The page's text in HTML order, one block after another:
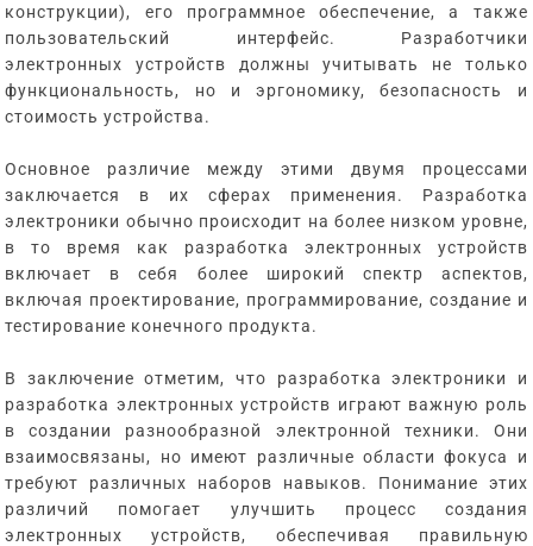
конструкции), его программное обеспечение, а также
пользовательский интерфейс. Разработчики
электронных устройств должны учитывать не только
функциональность, но и эргономику, безопасность и
стоимость устройства.
Основное различие между этими двумя процессами
заключается в их сферах применения. Разработка
электроники обычно происходит на более низком уровне,
в то время как разработка электронных устройств
включает в себя более широкий спектр аспектов,
включая проектирование, программирование, создание и
тестирование конечного продукта.
В заключение отметим, что разработка электроники и
разработка электронных устройств играют важную роль
в создании разнообразной электронной техники. Они
взаимосвязаны, но имеют различные области фокуса и
требуют различных наборов навыков. Понимание этих
различий помогает улучшить процесс создания
электронных устройств, обеспечивая правильную